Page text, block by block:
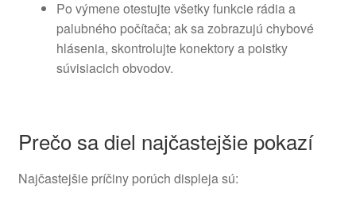
Po výmene otestujte všetky funkcie rádia a
palubného počítača; ak sa zobrazujú chybové
hlásenia, skontrolujte konektory a poistky
súvisiacich obvodov.
Prečo sa diel najčastejšie pokazí
Najčastejšie príčiny porúch displeja sú: